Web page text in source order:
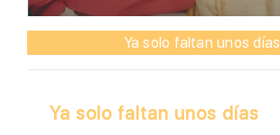
Ya solo faltan unos días
Ya solo faltan unos días